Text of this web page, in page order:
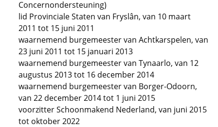
Concernondersteuning)
lid Provinciale Staten van Fryslân, van 10 maart
2011 tot 15 juni 2011
waarnemend burgemeester van Achtkarspelen, van
23 juni 2011 tot 15 januari 2013
waarnemend burgemeester van Tynaarlo, van 12
augustus 2013 tot 16 december 2014
waarnemend burgemeester van Borger-Odoorn,
van 22 december 2014 tot 1 juni 2015
voorzitter Schoonmakend Nederland, van juni 2015
tot oktober 2022